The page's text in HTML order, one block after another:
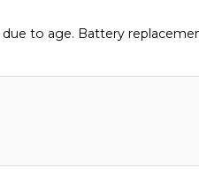
to age. Battery